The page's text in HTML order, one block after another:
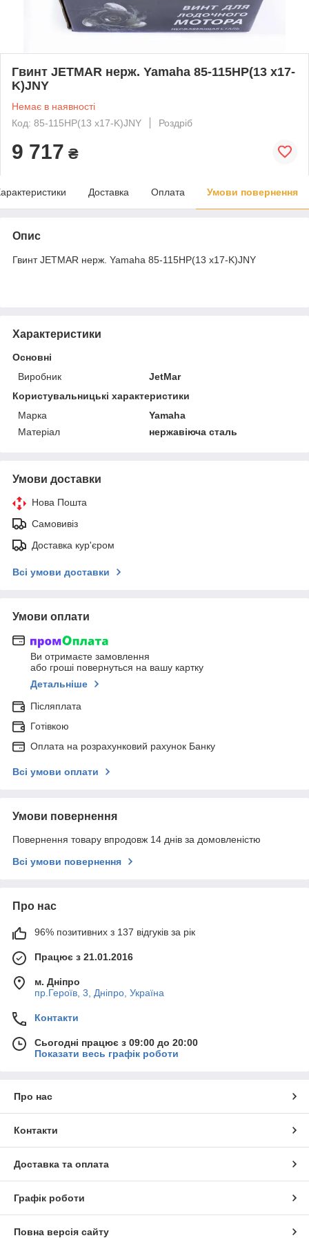
Гвинт JETMAR нерж. Yamaha 85-115HP(13 x17-
K)JNY
Немає в наявності
Код: 85-115HP(13 x17-K)JNY
Роздріб
9 717 ₴
Доставка Оплата Умови повернення
Опис
Гвинт JETMAR нерж. Yamaha 85-115HP(13 x17-K)JNY
Характеристики
Основні
Виробник
JetMar
Користувальницькі характеристики
Марка
Yamaha
Матеріал
нержавіюча сталь
Умови доставки
Нова Пошта
Самовивіз
Доставка кур'єром
Всі умови доставки
Умови оплати
Ви отримаєте замовлення
або гроші повернуться на вашу картку
Детальніше
Післяплата
Готівкою
Оплата на розрахунковий рахунок Банку
Всі умови оплати
Умови повернення
Повернення товару впродовж 14 днів за домовленістю
Всі умови повернення
Про нас
96% позитивних з 137 відгуків за рік
Працює з 21.01.2016
м. Дніпро
пр.Героїв, 3, Дніпро, Україна
Контакти
Сьогодні працює з 09:00 до 20:00
Показати весь графік роботи
Про нас
Контакти
Доставка та оплата
Графік роботи
Повна версія сайту